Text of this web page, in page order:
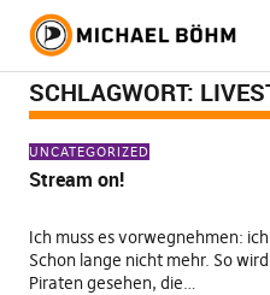
SCHLAGWORT:
UNCATEGORIZED
Stream on!
Ich muss es vorwegnehmen:
Schon lange nicht mehr. So
Piraten gesehen, die…